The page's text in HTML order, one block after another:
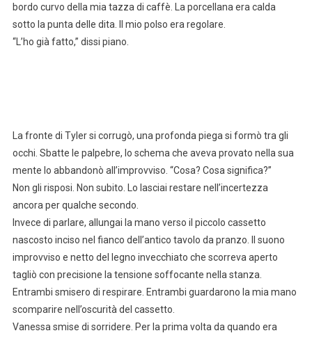
bordo curvo della mia tazza di caffè. La porcellana era calda
sotto la punta delle dita. Il mio polso era regolare.
“L’ho già fatto,” dissi piano.
La fronte di Tyler si corrugò, una profonda piega si formò tra gli
occhi. Sbatte le palpebre, lo schema che aveva provato nella sua
mente lo abbandonò all’improvviso. “Cosa? Cosa significa?”
Non gli risposi. Non subito. Lo lasciai restare nell’incertezza
ancora per qualche secondo.
Invece di parlare, allungai la mano verso il piccolo cassetto
nascosto inciso nel fianco dell’antico tavolo da pranzo. Il suono
improvviso e netto del legno invecchiato che scorreva aperto
tagliò con precisione la tensione soffocante nella stanza.
Entrambi smisero di respirare. Entrambi guardarono la mia mano
scomparire nell’oscurità del cassetto.
Vanessa smise di sorridere. Per la prima volta da quando era